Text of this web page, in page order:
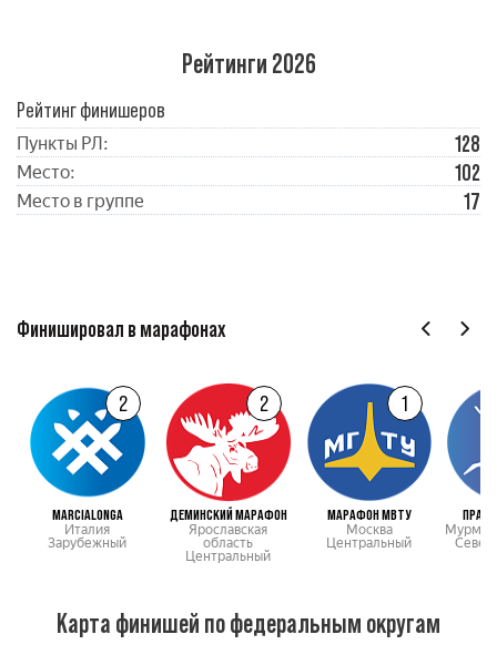
Рейтинги 2026
Рейтинг финишеров
Пункты РЛ: 128
Место: 102
Место в группе 17
Финишировал в марафонах
2
MARCIALONGA
Италия
Зарубежный
2
ДЕМИНСКИЙ МАРАФОН
Ярославская
область
Центральный
1
МАРАФОН МВТУ
Москва
Центральный
Карта финишей по федеральным округам